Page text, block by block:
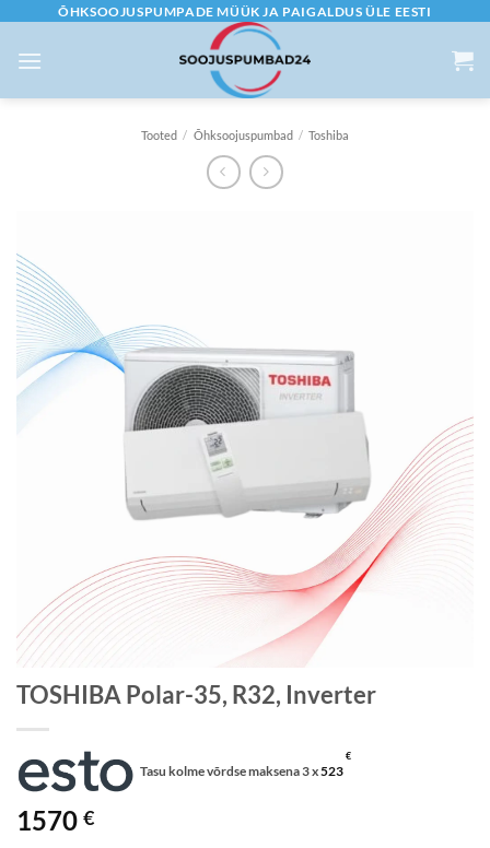
content
ÕHKSOOJUSPUMPADE MÜÜK JA PAIGALDUS ÜLE EESTI
Tooted / Õhksoojuspumbad / Toshiba
TOSHIBA Polar-35, R32, Inverter
Tasu kolme võrdse maksena 3 x523
€
1570 €